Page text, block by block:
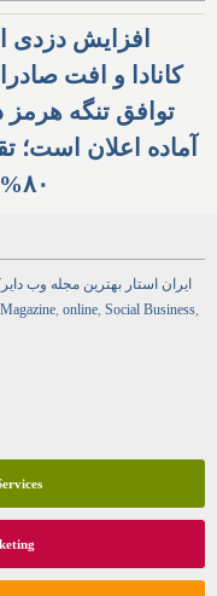
افزایش دزدی
کانادا و افت
توافق تنگه هرمز
آماده اعلان است؛
۸۰% پدافند آمریکا صرف ایران شده
ایران استار بهترین مجله وب
Magazine, online, Social Business,